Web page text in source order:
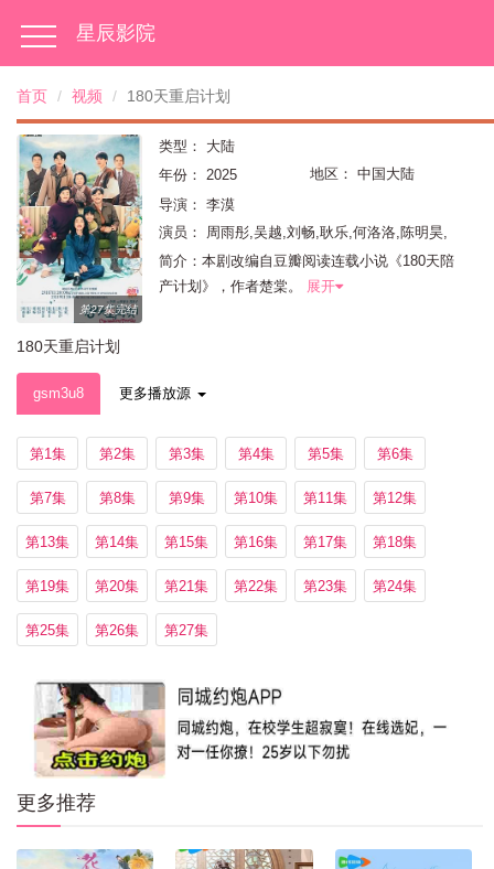
星辰影院
首页 视频 180天重启计划
第27集完结
180天重启计划
类型：
大陆
年份：
2025 地区：
中国大陆
导演：
李漠
演员：
周雨彤,吴越,刘畅,耿乐,何洛洛,陈明昊,
朱茵,韩东君,沈梦辰,李艾,邬立朋,韩陌
简介：本剧改编自豆瓣阅读连载小说《180天陪
产计划》，作者楚棠。
展开
gsm3u8 更多播放源
第1集 第2集 第3集 第4集 第5集 第6集
第7集 第8集 第9集 第10集 第11集 第12集
第13集 第14集 第15集 第16集 第17集 第18集
第19集 第20集 第21集 第22集 第23集 第24集
第25集 第26集 第27集
更多推荐